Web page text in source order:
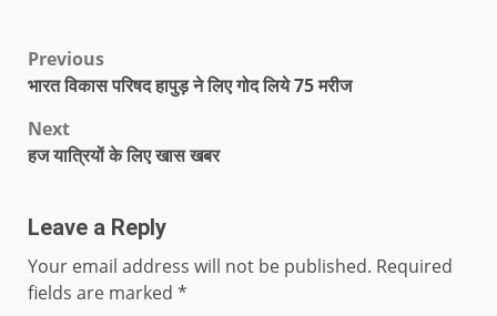
Previous
भारत विकास परिषद हापुड़ ने लिए गोद लिये 75 मरीज
Next
हज यात्रियों के लिए खास खबर
Leave a Reply
Your email address will not be published. Required
fields are marked *